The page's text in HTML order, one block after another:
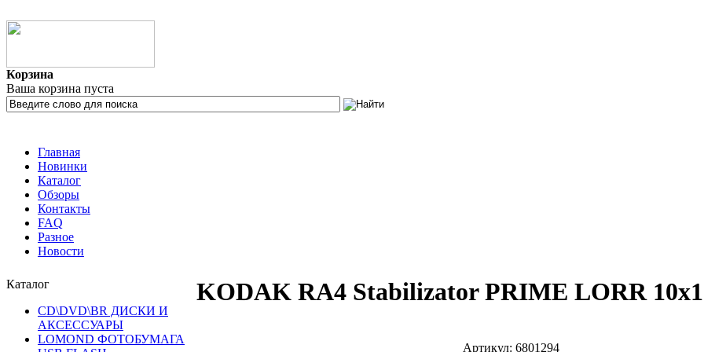
Корзина
Ваша корзина пуста
Главная
Новинки
Каталог
Обзоры
Контакты
FAQ
Разное
Новости
Каталог
CD\DVD\BR ДИСКИ И
АКСЕССУАРЫ
LOMOND ФОТОБУМАГА
KODAK RA4 Stabilizator PRIME LORR
Артикул: 6801294